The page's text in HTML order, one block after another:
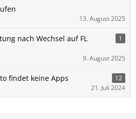
13. August 2025
nach Wechsel auf FL
1
9. August 2025
findet keine Apps
12
21. Juli 2024